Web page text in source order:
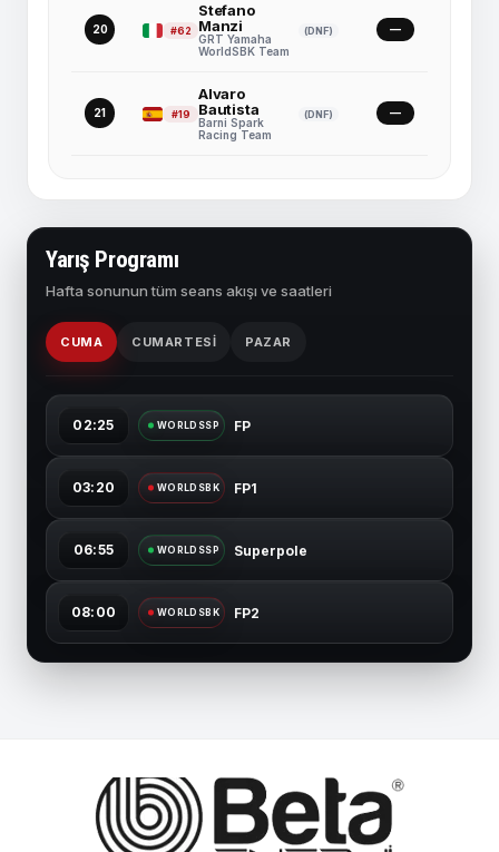
20 #62
Stefano
Manzi
GRT Yamaha
WorldSBK Team
(DNF) —
21 #19
Alvaro
Bautista
Barni Spark
Racing Team
(DNF) —
Yarış Programı
Hafta sonunun tüm seans akışı ve saatleri
CUMA CUMARTESI PAZAR
02:25 WORLDSSP FP
03:20 WORLDSBK FP1
06:55 WORLDSSP Superpole
08:00 WORLDSBK FP2